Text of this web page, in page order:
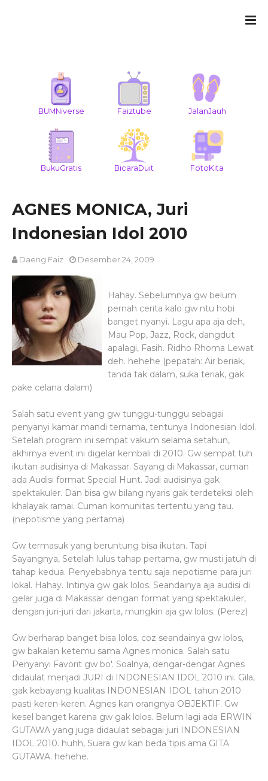
BUMNiverse Faiztube JalanJauh
BukuGratis BicaraDuit FotoKita
AGNES MONICA, Juri
Indonesian Idol 2010
Daeng Faiz Desember 24, 2009
Hahay. Sebelumnya gw belum
pernah cerita kalo gw ntu hobi
banget nyanyi. Lagu apa aja deh,
Mau Pop, Jazz, Rock, dangdut
apalagi, Fasih. Ridho Rhoma Lewat
deh. hehehe (pepatah: Air beriak,
tanda tak dalam, suka teriak, gak
pake celana dalam)
Salah satu event yang gw tunggu-tunggu sebagai
penyanyi kamar mandi ternama, tentunya Indonesian Idol.
Setelah program ini sempat vakum selama setahun,
akhirnya event ini digelar kembali di 2010. Gw sempat tuh
ikutan audisinya di Makassar. Sayang di Makassar, cuman
ada Audisi format Special Hunt. Jadi audisinya gak
spektakuler. Dan bisa gw bilang nyaris gak terdeteksi oleh
khalayak ramai. Cuman komunitas tertentu yang tau.
(nepotisme yang pertama)
Gw termasuk yang beruntung bisa ikutan. Tapi
Sayangnya, Setelah lulus tahap pertama, gw musti jatuh di
tahap kedua. Penyebabnya tentu saja nepotisme para juri
lokal. Hahay. Intinya gw gak lolos. Seandainya aja audisi di
gelar juga di Makassar dengan format yang spektakuler,
dengan juri-juri dari jakarta, mungkin aja gw lolos. (Perez)
Gw berharap banget bisa lolos, coz seandainya gw lolos,
gw bakalan ketemu sama Agnes monica. Salah satu
Penyanyi Favorit gw bo'. Soalnya, dengar-dengar Agnes
didaulat menjadi JURI di INDONESIAN IDOL 2010 ini. Gila,
gak kebayang kualitas INDONESIAN IDOL tahun 2010
pasti keren-keren. Agnes kan orangnya OBJEKTIF. Gw
kesel banget karena gw gak lolos. Belum lagi ada ERWIN
GUTAWA yang juga didaulat sebagai juri INDONESIAN
IDOL 2010. huhh, Suara gw kan beda tipis ama GITA
GUTAWA. hehehe.